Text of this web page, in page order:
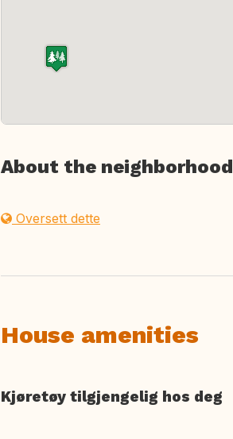
About the neighborhood
Oversett dette
House amenities
Kjøretøy tilgjengelig hos deg